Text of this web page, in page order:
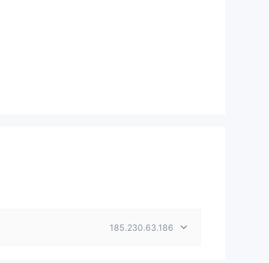
185.230.63.186